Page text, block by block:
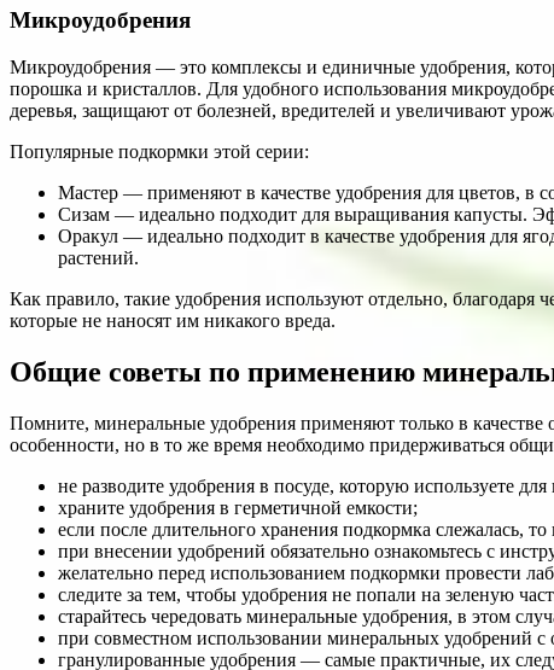
Микроудобрения
Микроудобрения — это комплексы и единичные удобрения,
порошка и кристаллов. Для удобного использования
деревья, защищают от болезней, вредителей и увеличивают
Популярные подкормки этой серии:
Мастер — применяют в качестве удобрения для цветов, в
Сизам — идеально подходит для выращивания капусты.
Оракул — идеально подходит в качестве удобрения для
растений.
Как правило, такие удобрения используют отдельно,
которые не наносят им никакого вреда.
Общие советы по применению
Помните, минеральные удобрения применяют только в
особенности, но в то же время необходимо придерживаться
не разводите удобрения в посуде, которую используете
храните удобрения в герметичной емкости;
если после длительного хранения подкормка слежалась,
при внесении удобрений обязательно ознакомьтесь с
желательно перед использованием подкормки провести
следите за тем, чтобы удобрения не попали на зеленую
старайтесь чередовать минеральные удобрения, в этом
при совместном использовании минеральных удобрений
гранулированные удобрения — самые практичные, их